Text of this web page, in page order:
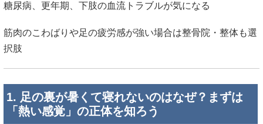
糖尿病、更年期、下肢の血流トラブルが気になる
筋肉のこわばりや足の疲労感が強い場合は整骨院・整体も選
択肢
1. 足の裏が暑くて寝れないのはなぜ？まずは
「熱い感覚」の正体を知ろう